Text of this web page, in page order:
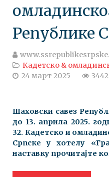
Републике
Кадетско &
24 март 2025
3442
Шаховски савез
до 13. априла 2025.
32. Кадетско и
Српске у хотелу
наставку прочитајте